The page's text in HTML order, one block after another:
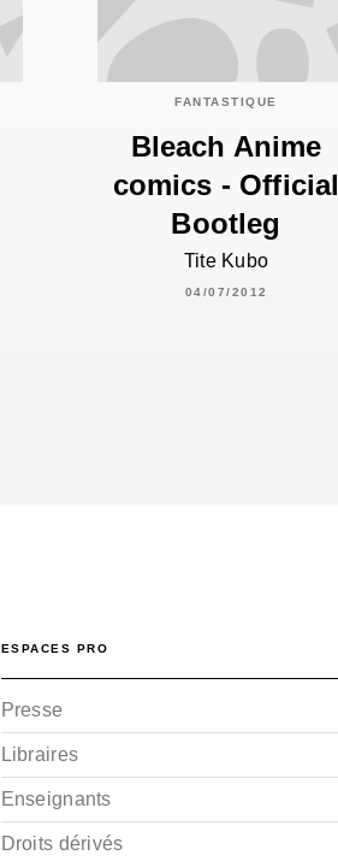
FANTASTIQUE
Bleach Anime
comics - Official
Bootleg
Tite Kubo
04/07/2012
ESPACES PRO
Presse
Libraires
Enseignants
Droits dérivés